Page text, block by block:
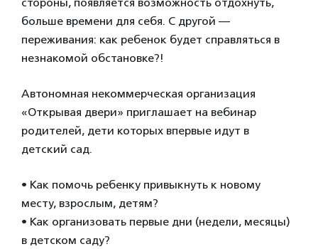
больше времени для себя. С другой —
переживания: как ребенок будет справляться в
незнакомой обстановке?!
Автономная некоммерческая организация
«Открывая двери» приглашает на вебинар
родителей, дети которых впервые идут в
детский сад.
• Как помочь ребенку привыкнуть к новому
месту, взрослым, детям?
• Как организовать первые дни (недели, месяцы)
в детском саду?